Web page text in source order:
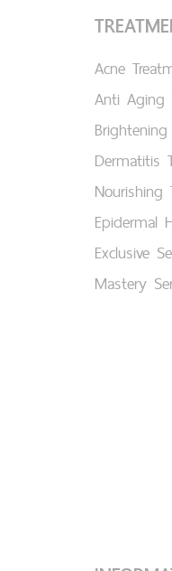
Acne
Anti Aging
Dermatitis
Nourishing
Epidermal
Exclusive
Mastery